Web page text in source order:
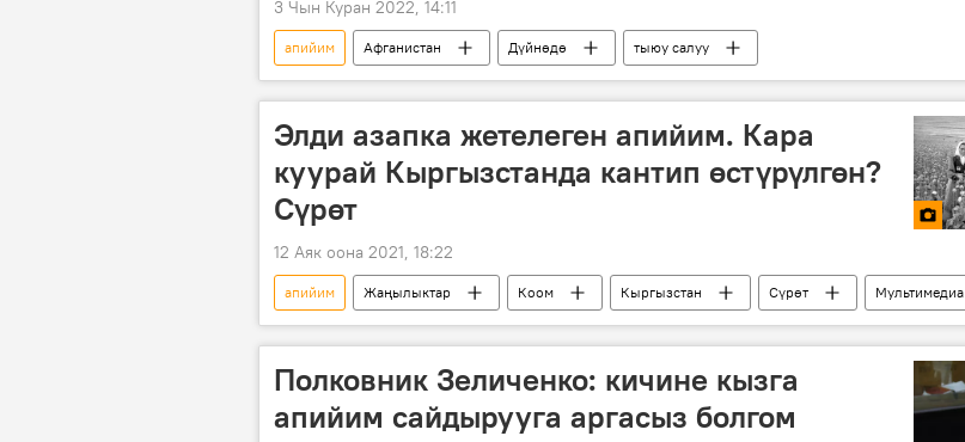
3 Чын Куран 2022, 14:11
апийим Афганистан Дүйнөдө тыюу салуу
Элди азапка жетелеген апийим. Кара
куурай Кыргызстанда кантип өстүрүлгөн?
Сүрөт
12 Аяк оона 2021, 18:22
апийим Жаңылыктар Коом Кыргызстан Сүрөт
Мультимедиа
кара куурай
тарых Сүрөт түрмөк
Полковник Зеличенко: кичине кызга
апийим сайдырууга аргасыз болгом